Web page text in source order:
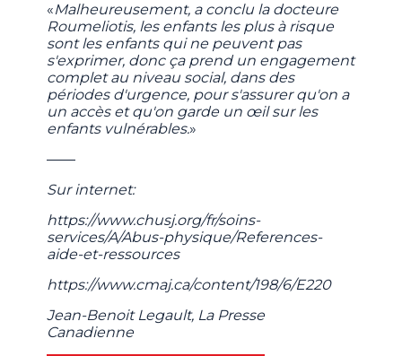
«Malheureusement, a conclu la docteure
Roumeliotis, les enfants les plus à risque
sont les enfants qui ne peuvent pas
s'exprimer, donc ça prend un engagement
complet au niveau social, dans des
périodes d'urgence, pour s'assurer qu'on a
un accès et qu'on garde un œil sur les
enfants vulnérables.»
——
Sur internet:
https://www.chusj.org/fr/soins-
services/A/Abus-physique/References-
aide-et-ressources
https://www.cmaj.ca/content/198/6/E220
Jean-Benoit Legault, La Presse
Canadienne